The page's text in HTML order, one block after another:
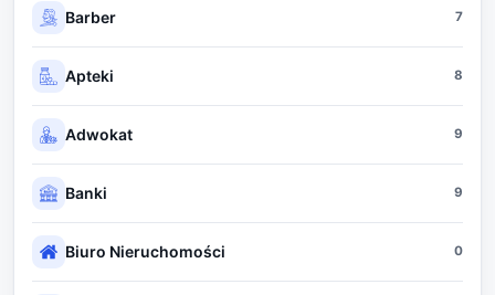
Barber 7
Apteki 8
Adwokat 9
Banki 9
Biuro Nieruchomości 0